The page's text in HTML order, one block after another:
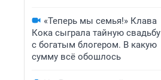
«Теперь мы семья!» Клава
Кока сыграла тайную свадьбу
с богатым блогером. В какую
сумму всё обошлось